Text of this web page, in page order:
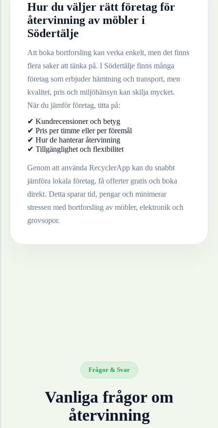
Hur du väljer rätt företag för
återvinning av möbler i
Södertälje
Att boka bortforsling kan verka enkelt, men det finns
flera saker att tänka på. I Södertälje finns många
företag som erbjuder hämtning och transport, men
kvalitet, pris och miljöhänsyn kan skilja mycket.
När du jämför företag, titta på:
✔ Kundrecensioner och betyg
✔ Pris per timme eller per föremål
✔ Hur de hanterar återvinning
✔ Tillgänglighet och flexibilitet
Genom att använda RecyclerApp kan du snabbt
jämföra lokala företag, få offerter gratis och boka
direkt. Detta sparar tid, pengar och minimerar
stressen med bortforsling av möbler, elektronik och
grovsopor.
Frågor & Svar
Vanliga frågor om
återvinning